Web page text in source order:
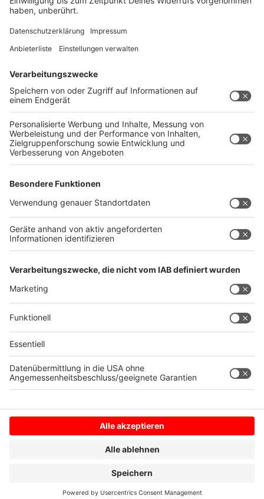
Bei euch läuft das Radio in der Küche, bei uns die
Küche im Radio. Starkoch Nelson Müller lädt uns
er uns täglich mit raffinierten Rezepten zum
Nachkochen oder Nachkochen lassen. Nelson nimmt
uns mit in seine Küche und weiht uns in die
Geheimnisse eines bekannten Profikochs ein. Der
Kitchen Club by Nelson Müller ist etwas für alle
Gourmets und Gourmüsen. Für alle von euch, die
wissen, dass Kardamom ein Gewürz ist und kein
Ersatzteil fürs Auto. Das ist "Foodtainment" der
kann. Serviert in eurem Lieblingsradio. Bon Appetit -
oder wie Nelson es sagt: "Macht nix, wenn's
schmeckt!"
Terminen.
Anzeige